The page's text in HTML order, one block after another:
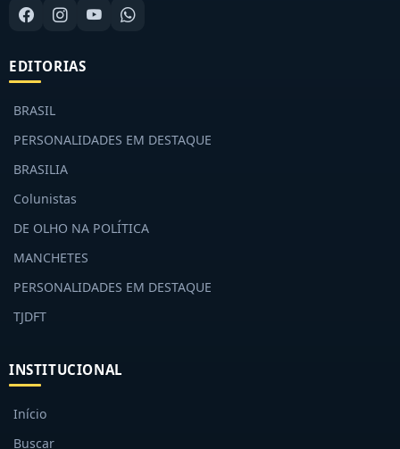
EDITORIAS
BRASIL
PERSONALIDADES EM DESTAQUE
BRASILIA
Colunistas
DE OLHO NA POLÍTICA
MANCHETES
PERSONALIDADES EM DESTAQUE
TJDFT
INSTITUCIONAL
Início
Buscar